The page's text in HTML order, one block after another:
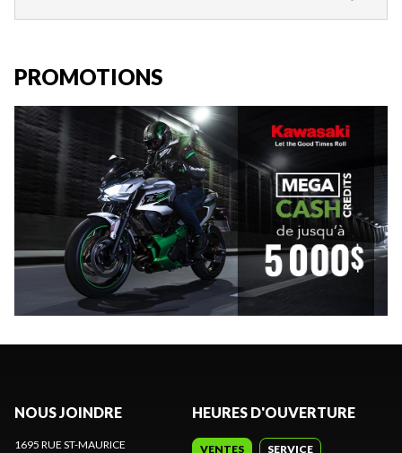
PROMOTIONS
NOUS JOINDRE
1695 RUE ST-MAURICE
HEURES D'OUVERTURE
VENTES SERVICE